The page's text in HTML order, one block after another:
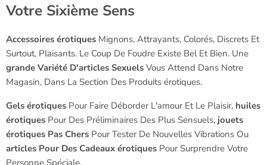
Votre Sixième Sens
Accessoires érotiques Mignons, Attrayants, Colorés, Discrets Et
Surtout, Plaisants. Le Coup De Foudre Existe Bel Et Bien. Une
grande Variété D'articles Sexuels Vous Attend Dans Notre
Magasin, Dans La Section Des Produits érotiques.
Gels érotiques Pour Faire Déborder L'amour Et Le Plaisir, huiles
érotiques Pour Des Préliminaires Des Plus Sensuels, jouets
érotiques Pas Chers Pour Tester De Nouvelles Vibrations Ou
articles Pour Des Cadeaux érotiques Pour Surprendre Votre
Personne Spéciale.